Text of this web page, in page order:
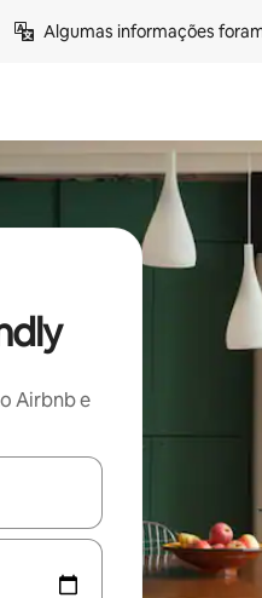
Algumas informações
Airbnb e
explore-os usando as